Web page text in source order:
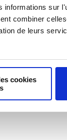
sur
combiner
de leurs
cookies